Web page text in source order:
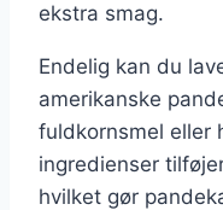
ekstra smag.
Endelig kan du
amerikanske
fuldkornsmel eller
ingredienser
hvilket gør